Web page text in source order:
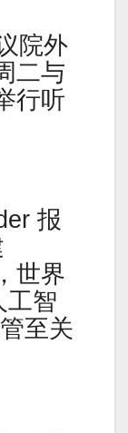
院外
二与
行听
报
世界
工智
至关